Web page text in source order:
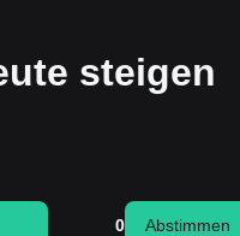
steigen
0 Abstimmen